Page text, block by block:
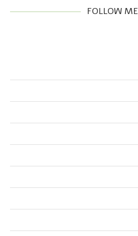
FOLLOW ME